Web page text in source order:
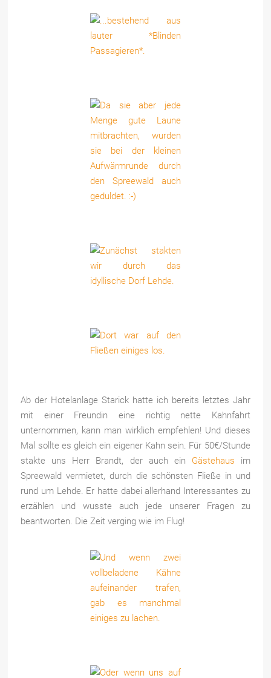
Ab der Hotelanlage Starick hatte ich bereits letztes Jahr
mit einer Freundin eine richtig nette Kahnfahrt
unternommen, kann man wirklich empfehlen! Und dieses
Mal sollte es gleich ein eigener Kahn sein. Für 50€/Stunde
stakte uns Herr Brandt, der auch ein Gästehaus im
Spreewald vermietet, durch die schönsten Fließe in und
rund um Lehde. Er hatte dabei allerhand Interessantes zu
erzählen und wusste auch jede unserer Fragen zu
beantworten. Die Zeit verging wie im Flug!